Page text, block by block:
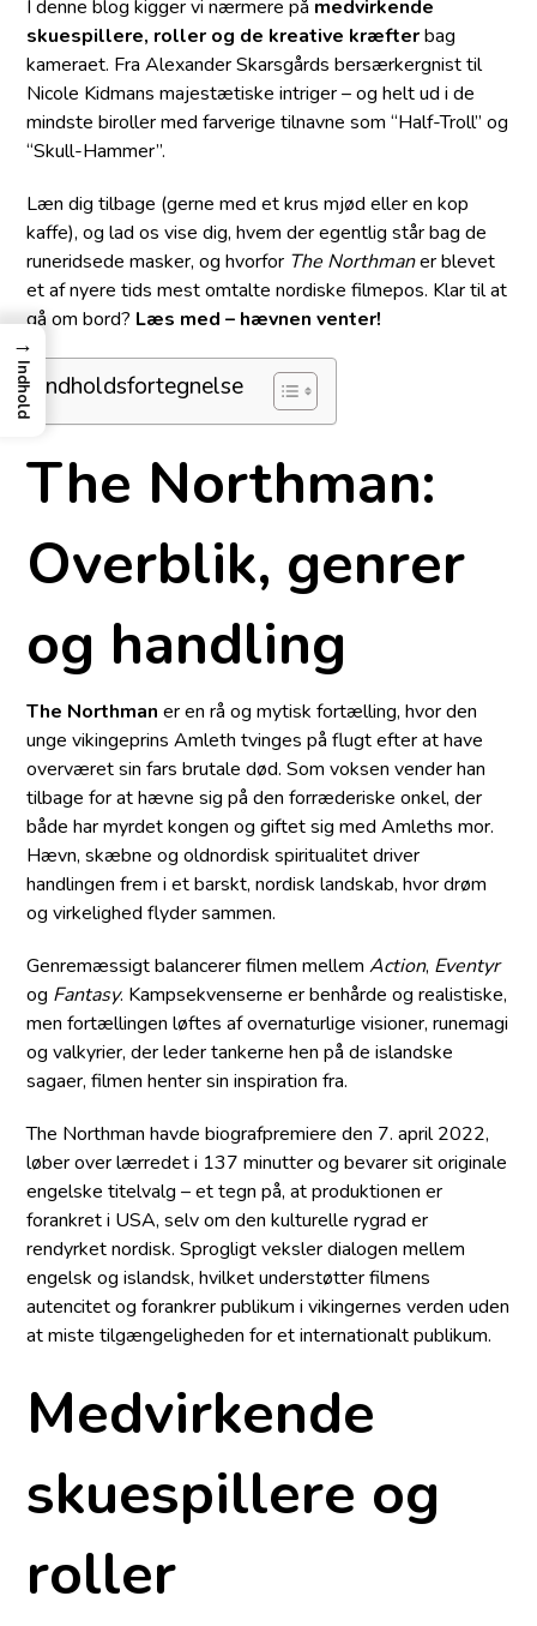
I denne blog kigger vi nærmere på medvirkende
skuespillere, roller og de kreative kræfterbag
kameraet. Fra Alexander Skarsgårds bersærkergnist til
Nicole Kidmans majestætiske intriger – og helt ud i de
mindste biroller med farverige tilnavne som “Half-Troll” og
“Skull-Hammer”.
Læn dig tilbage (gerne med et krus mjød eller en kop
kaffe), og lad os vise dig, hvem der egentlig står bag de
runeridsede masker, og hvorfor The Northmaner blevet
et af nyere tids mest omtalte nordiske filmepos. Klar til at
gå om bord? Læs med – hævnen venter!
Indholdsfortegnelse
The Northman:
Overblik, genrer
og handling
The Northman er en rå og mytisk fortælling, hvor den
unge vikingeprins Amleth tvinges på flugt efter at have
overværet sin fars brutale død. Som voksen vender han
tilbage for at hævne sig på den forræderiske onkel, der
både har myrdet kongen og giftet sig med Amleths mor.
Hævn, skæbne og oldnordisk spiritualitet driver
handlingen frem i et barskt, nordisk landskab, hvor drøm
og virkelighed flyder sammen.
Genremæssigt balancerer filmen mellemAction, Eventyr
og Fantasy. Kampsekvenserne er benhårde og realistiske,
men fortællingen løftes af overnaturlige visioner, runemagi
og valkyrier, der leder tankerne hen på de islandske
sagaer, filmen henter sin inspiration fra.
The Northman havde biografpremiere den 7. april 2022,
løber over lærredet i 137 minutter og bevarer sit originale
engelske titelvalg – et tegn på, at produktionen er
forankret i USA, selv om den kulturelle rygrad er
rendyrket nordisk. Sprogligt veksler dialogen mellem
engelsk og islandsk, hvilket understøtter filmens
autencitet og forankrer publikum i vikingernes verden uden
at miste tilgængeligheden for et internationalt publikum.
Medvirkende
skuespillere og
roller
→
Indhold